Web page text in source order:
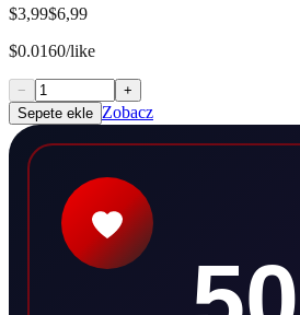
$3,99$6,99
$0.0160/like
−
+
Sepete ekle Zobacz